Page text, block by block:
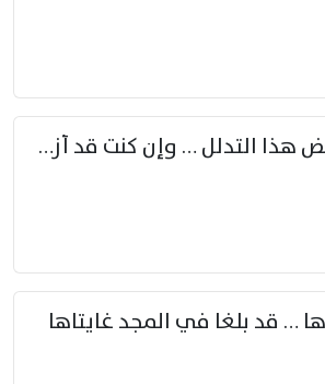
أفاطم مهلا بعض هذا التدلل … وإن كنت قد أزمعت صرمي فأجملي
… قد بلغا في المجد غايتاها